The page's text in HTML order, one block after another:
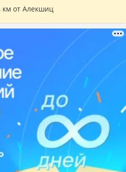
км от Алекшиц